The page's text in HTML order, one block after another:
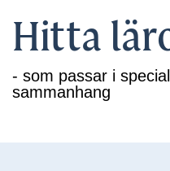
Hitta
- som passar i
sammanhang